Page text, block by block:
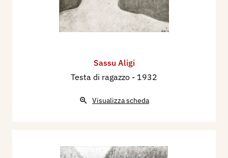
Sassu Aligi
Testa di ragazzo - 1932
Visualizza scheda